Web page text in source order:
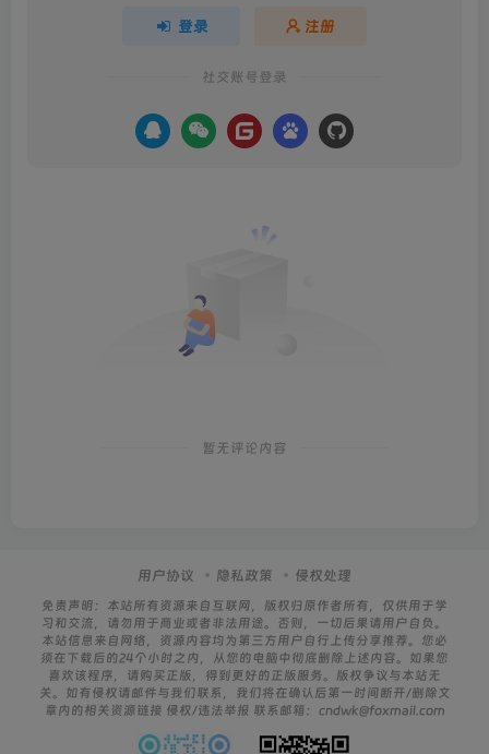
登录 注册
社交账号登录
暂无评论内容
用户协议 隐私政策 侵权处理
免责声明：本站所有资源来自互联网，版权归原作者所有，仅供用于学
习和交流，请勿用于商业或者非法用途。否则，一切后果请用户自负。
本站信息来自网络，资源内容均为第三方用户自行上传分享推荐。您必
须在下载后的24个小时之内，从您的电脑中彻底删除上述内容。如果您
喜欢该程序，请购买正版，得到更好的正版服务。版权争议与本站无
关。如有侵权请邮件与我们联系，我们将在确认后第一时间断开/删除文
章内的相关资源链接 侵权/违法举报 联系邮箱：cndwk@foxmail.com